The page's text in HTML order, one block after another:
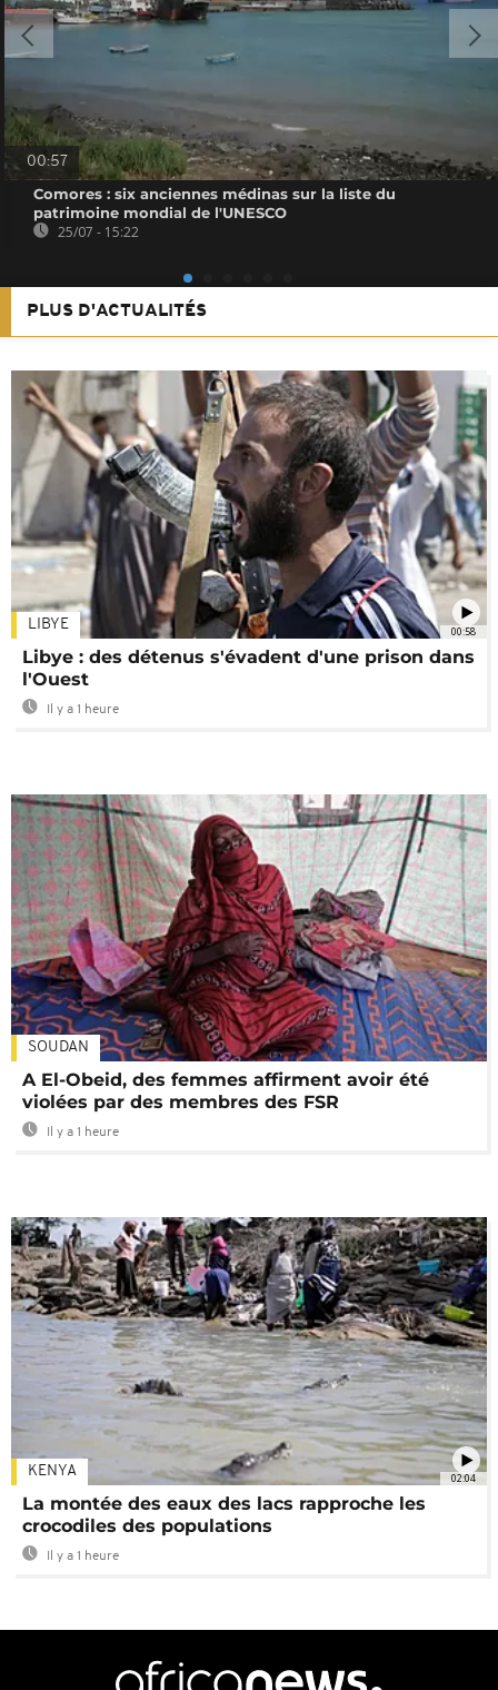
00:57
Comores : six anciennes médinas sur la liste du
patrimoine mondial de l'UNESCO
25/07 - 15:22
PLUS D'ACTUALITÉS
00:58
LIBYE
Libye : des détenus s'évadent d'une prison dans
l'Ouest
Il y a 1 heure
SOUDAN
A El-Obeid, des femmes affirment avoir été
violées par des membres des FSR
Il y a 1 heure
02:04
KENYA
La montée des eaux des lacs rapproche les
crocodiles des populations
Il y a 1 heure